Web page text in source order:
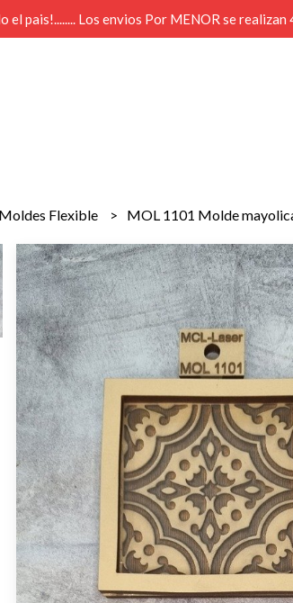
el pais!........ Los envios Por MENOR se
Moldes Flexible MOL 1101 Molde